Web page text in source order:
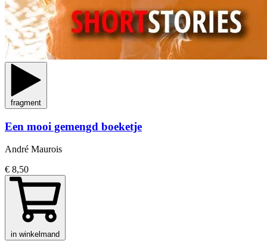
fragment
Een mooi gemengd boeketje
André Maurois
€ 8,50
in winkelmand